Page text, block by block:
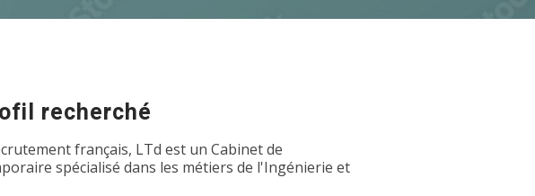
recherché
français, LTd est un Cabinet de
spécialisé dans les métiers de l'Ingénierie et